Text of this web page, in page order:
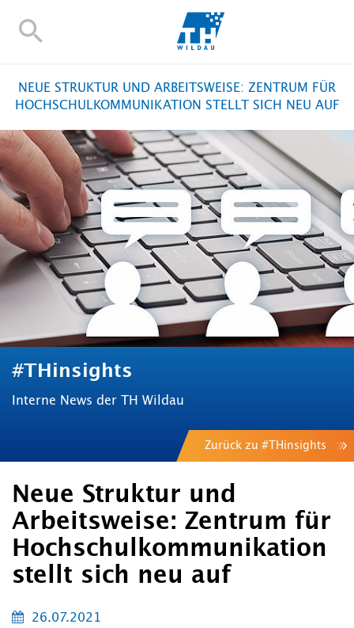
TH-
IM STUDIUM
FORSCHUNG UND TRANSFER
ALUMNI
HOCHSCHULE
INTERNATIONAL
BESCHÄFTIGTE
Blogs Kontakt und Anfahrt Webmail Moodle
TH Online-Portal Personensuche English
NEUE STRUKTUR UND ARBEITSWEISE: ZENTRUM FÜR
HOCHSCHULKOMMUNIKATION STELLT SICH NEU AUF
#THinsights
Interne News der TH Wildau
Zurück zu #THinsights
Neue Struktur und
Arbeitsweise: Zentrum für
Hochschulkommunikation
stellt sich neu auf
26.07.2021